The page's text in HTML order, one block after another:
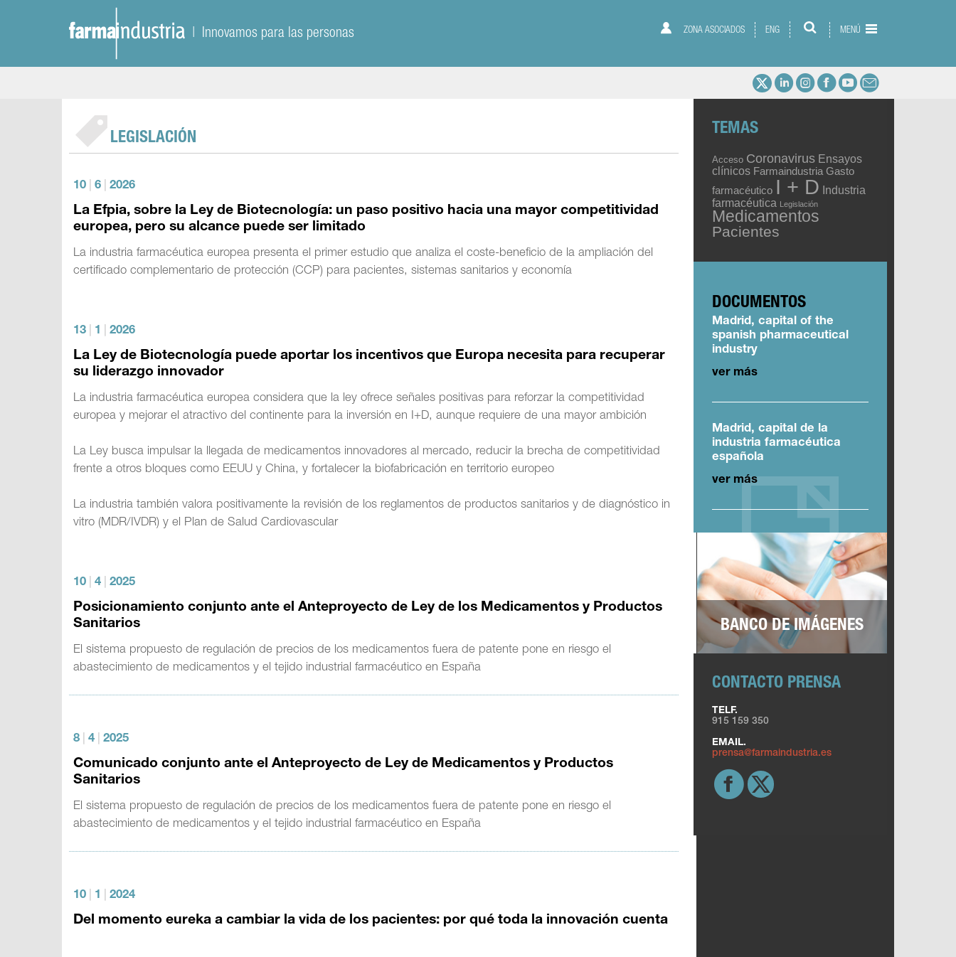
| Innovamos para las personas ZONA ASOCIADOS ENG MENÚ
LEGISLACIÓN
10 6 2026
La Efpia, sobre la Ley de Biotecnología: un paso positivo hacia una mayor competitividad
europea, pero su alcance puede ser limitado
La industria farmacéutica europea presenta el primer estudio que analiza el coste-beneficio de la ampliación del
certificado complementario de protección (CCP) para pacientes, sistemas sanitarios y economía
13 1 2026
La Ley de Biotecnología puede aportar los incentivos que Europa necesita para recuperar
su liderazgo innovador
La industria farmacéutica europea considera que la ley ofrece señales positivas para reforzar la competitividad
europea y mejorar el atractivo del continente para la inversión en I+D, aunque requiere de una mayor ambición
La Ley busca impulsar la llegada de medicamentos innovadores al mercado, reducir la brecha de competitividad
frente a otros bloques como EEUU y China, y fortalecer la biofabricación en territorio europeo
La industria también valora positivamente la revisión de los reglamentos de productos sanitarios y de diagnóstico in
vitro (MDR/IVDR) y el Plan de Salud Cardiovascular
10 4 2025
Posicionamiento conjunto ante el Anteproyecto de Ley de los Medicamentos y Productos
Sanitarios
El sistema propuesto de regulación de precios de los medicamentos fuera de patente pone en riesgo el
abastecimiento de medicamentos y el tejido industrial farmacéutico en España
8 4 2025
Comunicado conjunto ante el Anteproyecto de Ley de Medicamentos y Productos
Sanitarios
El sistema propuesto de regulación de precios de los medicamentos fuera de patente pone en riesgo el
abastecimiento de medicamentos y el tejido industrial farmacéutico en España
10 1 2024
Del momento eureka a cambiar la vida de los pacientes: por qué toda la innovación cuenta
TEMAS
Acceso Coronavirus Ensayos
clínicos Farmaindustria Gasto
farmacéutico I + D Industria
farmacéutica Legislación
Medicamentos
Pacientes
DOCUMENTOS
Madrid, capital of the
spanish pharmaceutical
industry
ver más
Madrid, capital de la
industria farmacéutica
española
ver más
BANCO DE IMÁGENES
CONTACTO PRENSA
TELF.
915 159 350
EMAIL.
prensa@farmaindustria.es